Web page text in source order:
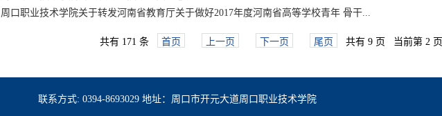
周口职业技术学院关于转发河南省教育厅关于做好2017年度河南省高等学校青年 骨干...
共有 171 条 首页 上一页 下一页 尾页 共有 9 页 当前第 2 页
联系方式: 0394-8693029 地址：周口市开元大道周口职业技术学院